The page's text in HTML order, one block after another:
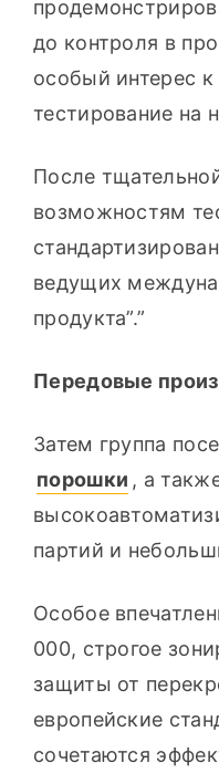
до контроля в
особый интерес
тестирование на
После
возможностям
ведущих
продукта”.”
Передовые
Затем группа
порошки , а
партий и
Особое
000, строгое
защиты от
европейские
сочетаются